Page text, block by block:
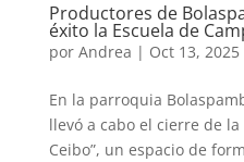
Productores de
éxito la Escuela de
por Andrea | Oct 13, 2025
En la parroquia
llevó a cabo el cierre de la
Ceibo”, un espacio de